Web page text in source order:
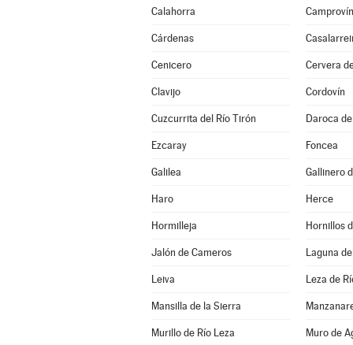
Calahorra Camprovín
Cárdenas
Cenicero Cervera
Clavijo Cordovín
Cuzcurrita del Río Tirón Daroca
Ezcaray Foncea
Galilea Gallinero
Haro Herce
Hormilleja Hornillos
Jalón de Cameros Laguna
Leiva Leza de
Mansilla de la Sierra
Murillo de Río Leza Muro de